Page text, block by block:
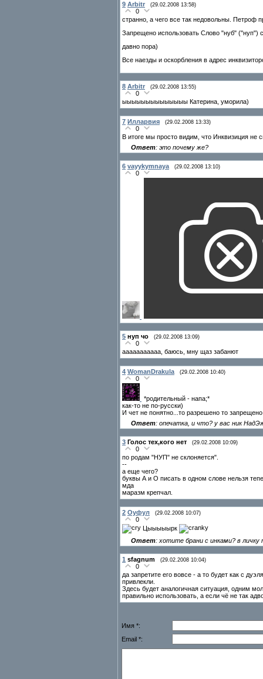
9 Arbitr (29.02.2008 13:58)
0
странно, а чего все так недовольны. Петроф
Запрещено использовать Слово "нуб" ("нуп")
давно пора)
Все наезды и оскорбления в адрес
8 Arbitr (29.02.2008 13:55)
0
ыыыыыыыыыыыыыы Катерина, уморила)
7 Илларвия (29.02.2008 13:33)
0
В итоге мы просто видим, что Инквизиция не
Ответ: это почему же?
6 vayykymnaya (29.02.2008 13:10)
0
5 нуп чо (29.02.2008 13:09)
0
ааааааааааа, баюсь, мну щаз забанют
4 WomanDrakula (29.02.2008 10:40)
0
*родительный - напа;*
как-то не по-русски)
И чет не понятно...то разрешено то
Ответ: опечатка, и что? у вас ник
3 Голос тех,кого нет (29.02.2008 10:09)
0
по родам "НУП" не склоняется".
--
а еще чего?
буквы А и О писать в одном слове нельзя
мда
маразм крепчал.
2 Оуфул (29.02.2008 10:07)
0
Цыыыыырк
Ответ: хотите брани с инками? в
1 sfagnum (29.02.2008 10:04)
0
да запретите его вовсе - а то будет как с
привлекли.
Здесь будет аналогичная ситуация, одним
правильно использовать, а если чё не так
Имя *:
Email *: